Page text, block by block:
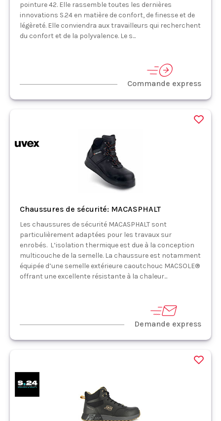
pointure 42. Elle rassemble toutes les dernières
innovations S.24 en matière de confort, de finesse et de
légèreté. Elle conviendra aux travailleurs qui recherchent
du confort et de la polyvalence. Le s...
Commande express
Chaussures de sécurité: MACASPHALT
Les chaussures de sécurité MACASPHALT sont
particulièrement adaptées pour les travaux sur
enrobés. L’isolation thermique est due à la conception
multicouche de la semelle. La chaussure est notamment
équipée d’une semelle extérieure caoutchouc MACSOLE®
offrant une excellente résistante à la chaleur...
Demande express